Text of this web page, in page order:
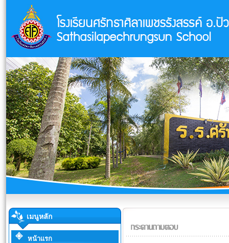
เมนูหลัก
หน้าแรก